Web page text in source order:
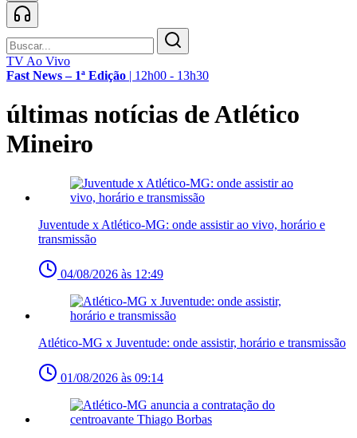
TV Ao Vivo
Fast News – 1ª Edição | 12h00 - 13h30
últimas notícias de Atlético
Mineiro
Juventude x Atlético-MG: onde assistir ao vivo, horário e
transmissão
04/08/2026 às 12:49
Atlético-MG x Juventude: onde assistir, horário e transmissão
01/08/2026 às 09:14